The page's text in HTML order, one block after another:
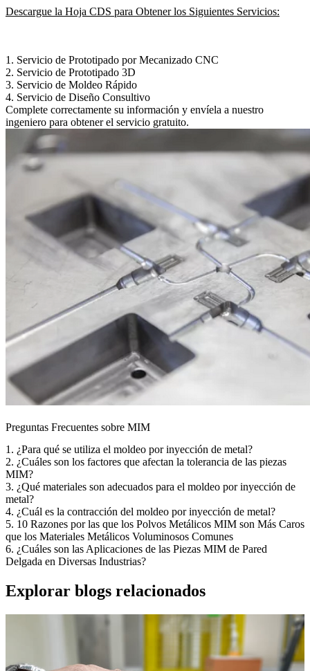
Descargue la Hoja CDS para Obtener los Siguientes Servicios:
1. Servicio de Prototipado por Mecanizado CNC
2. Servicio de Prototipado 3D
3. Servicio de Moldeo Rápido
4. Servicio de Diseño Consultivo
Complete correctamente su información y envíela a nuestro
ingeniero para obtener el servicio gratuito.
Preguntas Frecuentes sobre MIM
1. ¿Para qué se utiliza el moldeo por inyección de metal?
2. ¿Cuáles son los factores que afectan la tolerancia de las piezas
MIM?
3. ¿Qué materiales son adecuados para el moldeo por inyección de
metal?
4. ¿Cuál es la contracción del moldeo por inyección de metal?
5. 10 Razones por las que los Polvos Metálicos MIM son Más Caros
que los Materiales Metálicos Voluminosos Comunes
6. ¿Cuáles son las Aplicaciones de las Piezas MIM de Pared
Delgada en Diversas Industrias?
Explorar blogs relacionados